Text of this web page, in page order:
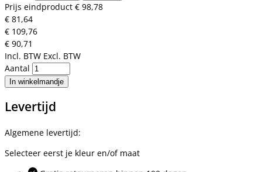
Prijs eindproduct € 98,78
€ 81,64
€ 109,76
€ 90,71
Incl. BTW Excl. BTW
Aantal
In winkelmandje
Levertijd
Algemene levertijd:
Selecteer eerst je kleur en/of maat